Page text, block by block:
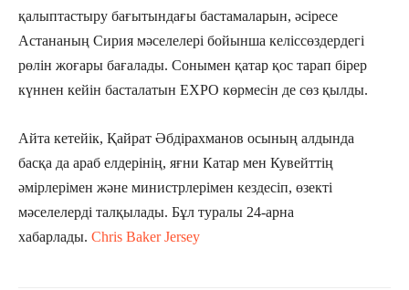
қалыптастыру бағытындағы бастамаларын, әсіресе
Астананың Сирия мәселелері бойынша келіссөздердегі
рөлін жоғары бағалады. Сонымен қатар қос тарап бірер
күннен кейін басталатын EXPO көрмесін де сөз қылды.
Айта кетейік, Қайрат Әбдірахманов осының алдында
басқа да араб елдерінің, яғни Катар мен Кувейттің
әмірлерімен және министрлерімен кездесіп, өзекті
мәселелерді талқылады. Бұл туралы 24-арна
хабарлады. Chris Baker Jersey